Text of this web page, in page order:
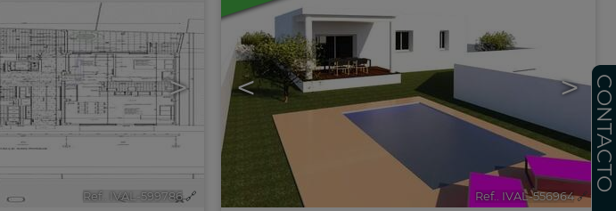
>
Ref.. IVAL-599786 🔗
< >
Ref.. IVAL-556964 🔗